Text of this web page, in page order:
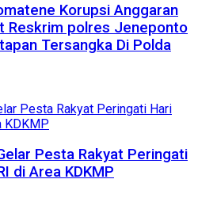
Korupsi Anggaran
Reskrim polres Jeneponto
Tersangka Di Polda
Pesta Rakyat Peringati
di Area KDKMP